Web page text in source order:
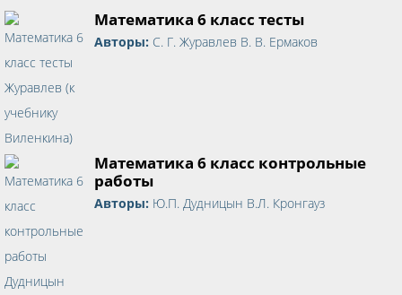
Математика 6 класс тесты
Авторы: С. Г. Журавлев В. В. Ермаков
Математика 6 класс контрольные
работы
Авторы: Ю.П. Дудницын В.Л. Кронгауз